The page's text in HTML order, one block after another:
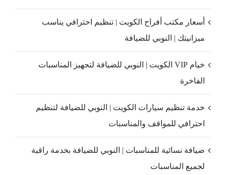
أسعار مكتب أفراح الكويت | تنظيم احترافي يناسب
ميزانيتك | النوبي للضيافة
خيام VIP الكويت | النوبي للضيافة لتجهيز المناسبات
الفاخرة
خدمة تنظيم سيارات الكويت | النوبي للضيافة لتنظيم
احترافي للمواقف والمناسبات
ضيافة نسائية للمناسبات | النوبي للضيافة بخدمة راقية
لجميع المناسبات